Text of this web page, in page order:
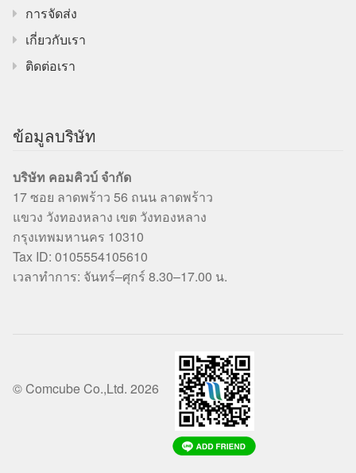
การจัดส่ง
เกี่ยวกับเรา
ติดต่อเรา
ข้อมูลบริษัท
บริษัท คอมคิวบ์ จำกัด
17 ซอย ลาดพร้าว 56 ถนน ลาดพร้าว
แขวง วังทองหลาง เขต วังทองหลาง
กรุงเทพมหานคร 10310
Tax ID: 0105554105610
เวลาทำการ: จันทร์–ศุกร์ 8.30–17.00 น.
© Comcube Co.,Ltd. 2026